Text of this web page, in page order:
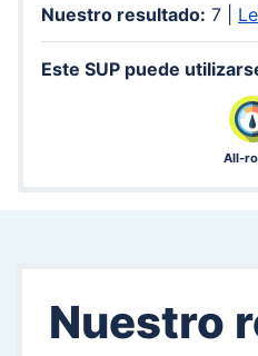
Nuestro resultado: 7 |
Este SUP puede
All-
Nuestro